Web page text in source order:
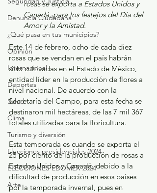
Denuncia Ciudadana
¿Qué pasa en tus municipios?
Opinión
Internacional
Deportes
Salud
Clima
Turismo y diversión
Elecciones presidenciales 2024
ELECCIONES EDOMEX 2024
Arte
rosas se exporta a Estados Unidos y
Canadá, para los festejos del Día del
Amor y la Amistad.
Este 14 de febrero, ocho de cada diez
rosas que se vendan en el país habrán
sido cultivadas en el Estado de México,
entidad líder en la producción de flores a
nivel nacional. De acuerdo con la
Secretaría del Campo, para esta fecha se
destinaron mil hectáreas, de las 7 mil 367
totales utilizadas para la floricultura.
Esta temporada es cuando se exporta el
25 por ciento de la producción de rosas a
Estados Unidos y Canadá, debido a la
dificultad de producción en esos países
por la temporada invernal, pues en